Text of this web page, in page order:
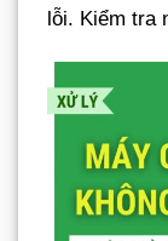
lỗi. Kiểm tra